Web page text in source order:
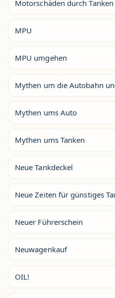
Motorschäden durch Tanken
MPU
MPU umgehen
Mythen um die Autobahn
Mythen ums Auto
Mythen ums Tanken
Neue Tankdeckel
Neue Zeiten für günstiges
Neuer Führerschein
Neuwagenkauf
OIL!